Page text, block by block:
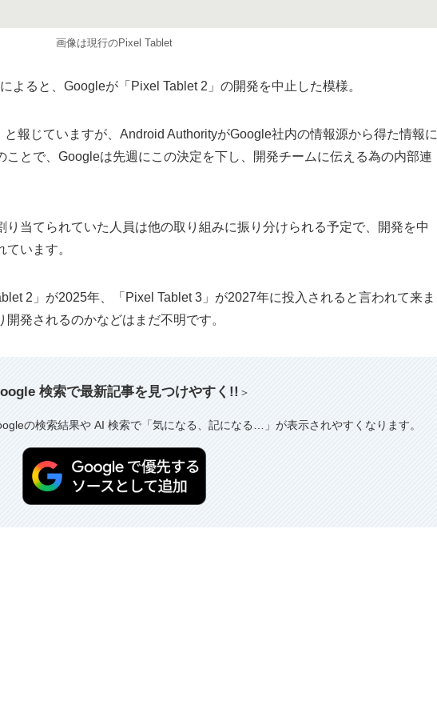
画像は現行のPixel Tablet
によると、Googleが「Pixel Tablet 2」の開発を中止した模様。
報じていますが、Android AuthorityがGoogle社内の情報源から得た情報に
ことで、Googleは先週にこの決定を下し、開発チームに伝える為の内部連
り当てられていた人員は他の取り組みに振り分けられる予定で、開発を中
います。
2」が2025年、「Pixel Tablet 3」が2027年に投入されると言われて来ま
発されるのかなどはまだ不明です。
検索で最新記事を見つけやすく!! ＞
の検索結果や AI 検索で「気になる、記になる…」が表示されやすくなります。